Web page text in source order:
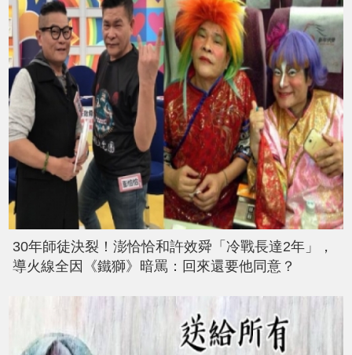
30年師徒決裂！澎恰恰和許效舜「冷戰長達2年」，
導火線全因《鐵獅》暗罵：回來還要他同意？